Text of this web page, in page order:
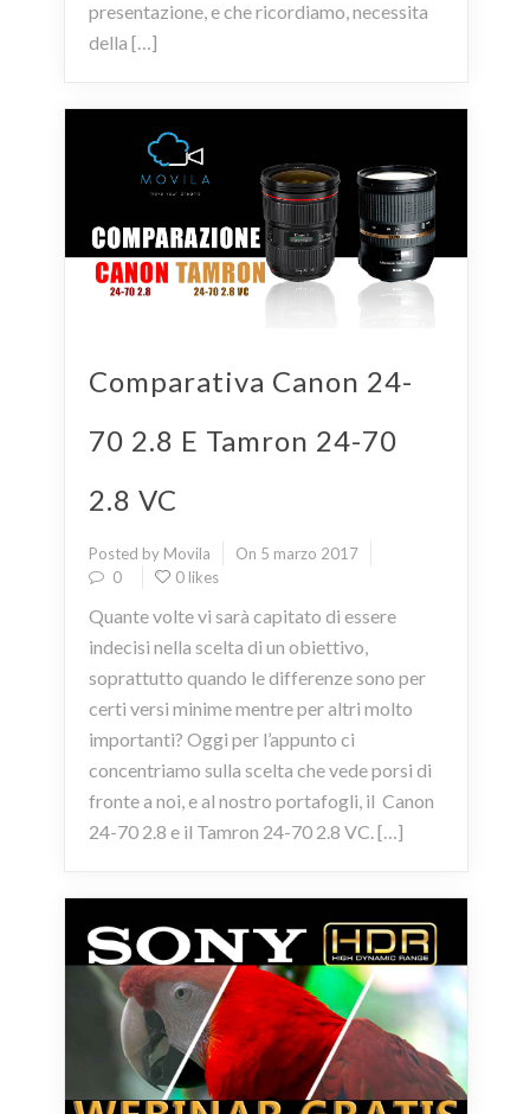
presentazione, e che ricordiamo, necessita
della […]
Comparativa Canon 24-
70 2.8 E Tamron 24-70
2.8 VC
Posted by Movila
On 5 marzo 2017
0
0 likes
Quante volte vi sarà capitato di essere
indecisi nella scelta di un obiettivo,
soprattutto quando le differenze sono per
certi versi minime mentre per altri molto
importanti? Oggi per l’appunto ci
concentriamo sulla scelta che vede porsi di
fronte a noi, e al nostro portafogli, il Canon
24-70 2.8 e il Tamron 24-70 2.8 VC. […]